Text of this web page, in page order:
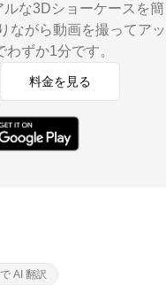
な3Dショーケースを簡
ながら動画を撮ってアッ
ずか1分です。
料金を見る
AI 翻訳